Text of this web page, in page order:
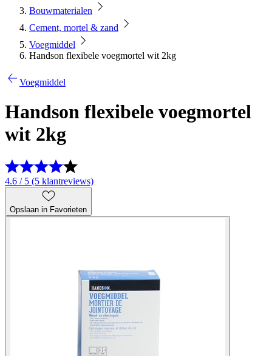
Bouwmaterialen
Cement, mortel & zand
Voegmiddel
Handson flexibele voegmortel wit 2kg
Voegmiddel
Handson flexibele voegmortel
wit 2kg
4.6 / 5 (5 klantreviews)
Opslaan in Favorieten